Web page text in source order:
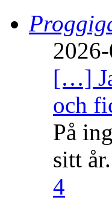
[…]
och
På
sitt
4